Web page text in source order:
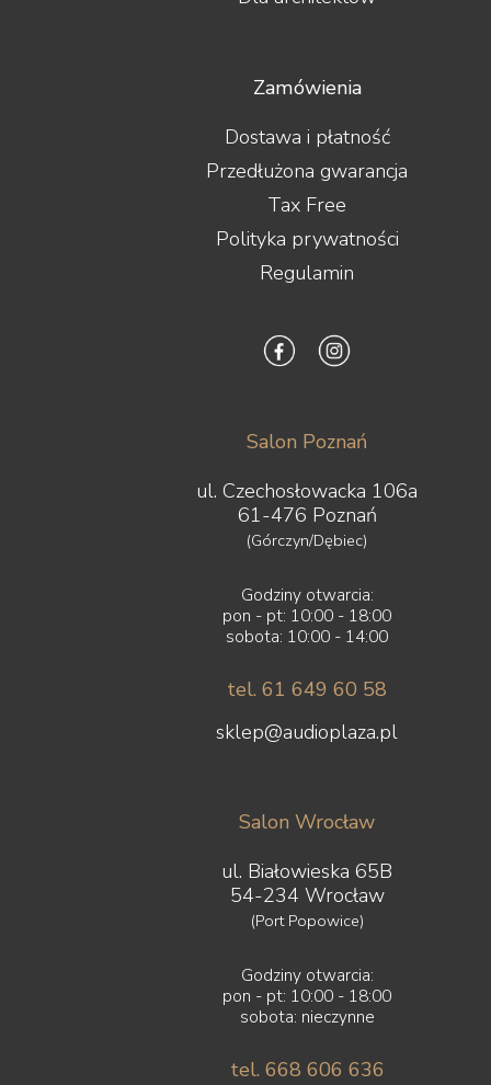
Zamówienia
Dostawa i płatność
Przedłużona gwarancja
Tax Free
Polityka prywatności
Regulamin
Salon Poznań
ul. Czechosłowacka 106a
61-476 Poznań
(Górczyn/Dębiec)
Godziny otwarcia:
pon - pt: 10:00 - 18:00
sobota: 10:00 - 14:00
tel. 61 649 60 58
sklep@audioplaza.pl
Salon Wrocław
ul. Białowieska 65B
54-234 Wrocław
(Port Popowice)
Godziny otwarcia:
pon - pt: 10:00 - 18:00
sobota: nieczynne
tel. 668 606 636